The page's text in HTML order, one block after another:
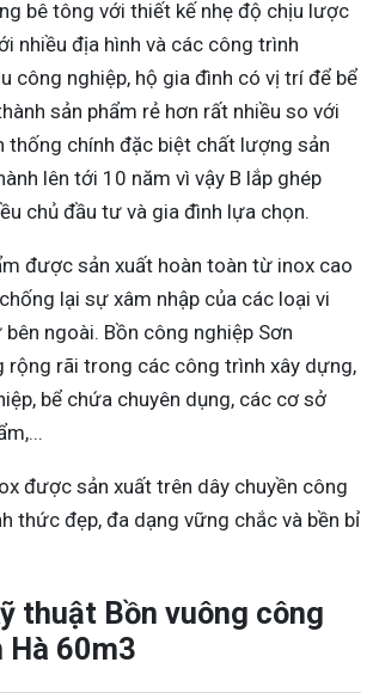
bê tông với thiết kế nhẹ độ chịu lược
nhiều địa hình và các công trình
công nghiệp, hộ gia đình có vị trí để bể
sản phẩm rẻ hơn rất nhiều so với
thống chính đặc biệt chất lượng sản
lên tới 10 năm vì vậy B lắp ghép
chủ đầu tư và gia đình lựa chọn.
được sản xuất hoàn toàn từ inox cao
lại sự xâm nhập của các loại vi
ngoài. Bồn công nghiệp Sơn
rộng rãi trong các công trình xây dựng,
bể chứa chuyên dụng, các cơ sở
được sản xuất trên dây chuyền công
thức đẹp, đa dạng vững chắc và bền bỉ
thuật Bồn vuông công
Hà 60m3